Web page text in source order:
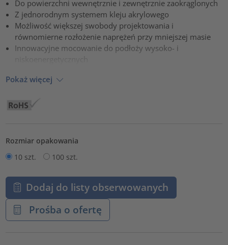
Do powierzchni wewnętrznie i zewnętrznie zaokrąglonych
Z jednorodnym systemem kleju akrylowego
Możliwość większej swobody projektowania i
równomierne rozłożenie naprężeń przy mniejszej masie
Innowacyjne mocowanie do podłoży wysoko- i
Pokaż więcej
Rozmiar opakowania
10 szt.
100 szt.
Dodaj do listy obserwowanych
Prośba o ofertę